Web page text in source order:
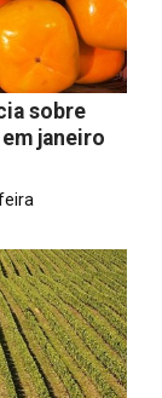
sobre
janeiro